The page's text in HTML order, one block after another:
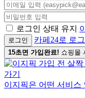
로그인 상태 유지
로그인 카페24로 로
15초면 가입완료! 쇼핑몰
이지픽은 어떤 서비스